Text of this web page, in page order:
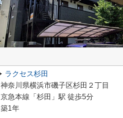
ラクセス杉田
神奈川県横浜市磯子区杉田２丁目
京急本線「杉田」駅 徒歩5分
築1年